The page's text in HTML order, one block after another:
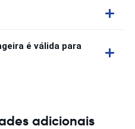
é válida para
adicionais